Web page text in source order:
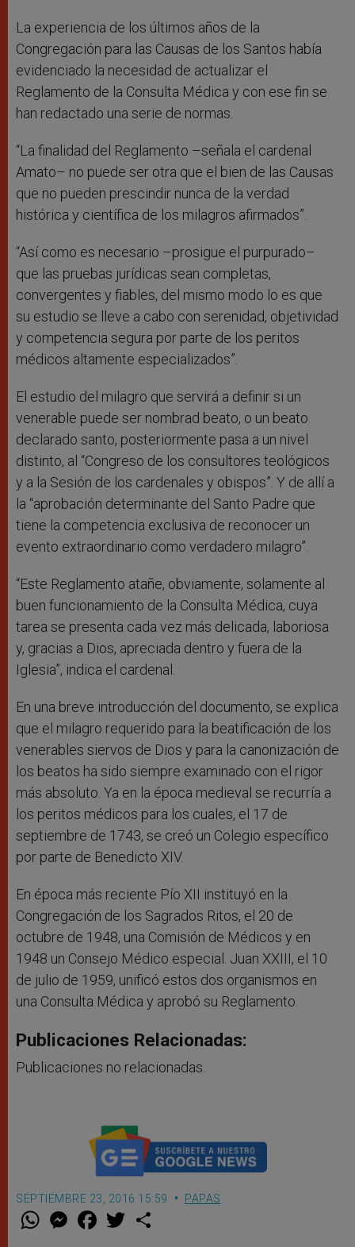
La experiencia de los últimos años de la
Congregación para las Causas de los Santos había
evidenciado la necesidad de actualizar el
Reglamento de la Consulta Médica y con ese fin se
han redactado una serie de normas.
“La finalidad del Reglamento –señala el cardenal
Amato– no puede ser otra que el bien de las Causas
que no pueden prescindir nunca de la verdad
histórica y científica de los milagros afirmados”.
“Así como es necesario –prosigue el purpurado–
que las pruebas jurídicas sean completas,
convergentes y fiables, del mismo modo lo es que
su estudio se lleve a cabo con serenidad, objetividad
y competencia segura por parte de los peritos
médicos altamente especializados”.
El estudio del milagro que servirá a definir si un
venerable puede ser nombrad beato, o un beato
declarado santo, posteriormente pasa a un nivel
distinto, al “Congreso de los consultores teológicos
y a la Sesión de los cardenales y obispos”. Y de allí a
la “aprobación determinante del Santo Padre que
tiene la competencia exclusiva de reconocer un
evento extraordinario como verdadero milagro”.
“Este Reglamento atañe, obviamente, solamente al
buen funcionamiento de la Consulta Médica, cuya
tarea se presenta cada vez más delicada, laboriosa
y, gracias a Dios, apreciada dentro y fuera de la
Iglesia”, indica el cardenal.
En una breve introducción del documento, se explica
que el milagro requerido para la beatificación de los
venerables siervos de Dios y para la canonización de
los beatos ha sido siempre examinado con el rigor
más absoluto. Ya en la época medieval se recurría a
los peritos médicos para los cuales, el 17 de
septiembre de 1743, se creó un Colegio específico
por parte de Benedicto XIV.
En época más reciente Pío XII instituyó en la
Congregación de los Sagrados Ritos, el 20 de
octubre de 1948, una Comisión de Médicos y en
1948 un Consejo Médico especial. Juan XXIII, el 10
de julio de 1959, unificó estos dos organismos en
una Consulta Médica y aprobó su Reglamento.
Publicaciones Relacionadas:
Publicaciones no relacionadas.
SEPTIEMBRE 23, 2016 15:59 PAPAS
W M
e
F
a w